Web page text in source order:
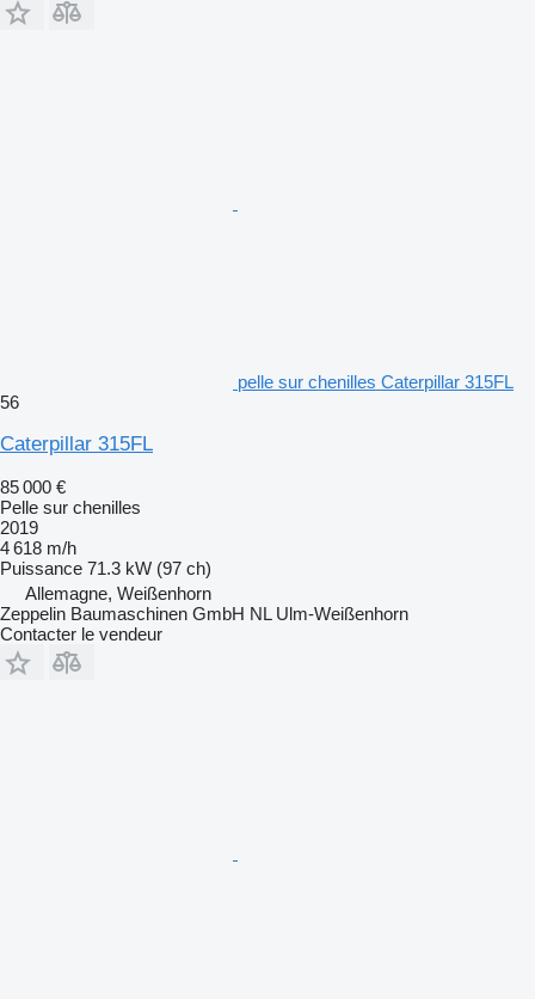
pelle sur chenilles Caterpillar 315FL
56
Caterpillar 315FL
85 000 €
Pelle sur chenilles
2019
4 618 m/h
Puissance 71.3 kW (97 ch)
Allemagne, Weißenhorn
Zeppelin Baumaschinen GmbH NL Ulm-Weißenhorn
Contacter le vendeur